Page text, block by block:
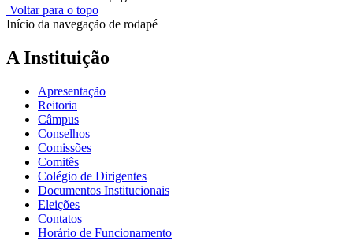
Voltar para o topo
Início da navegação de rodapé
A Instituição
Apresentação
Reitoria
Câmpus
Conselhos
Comissões
Comitês
Colégio de Dirigentes
Documentos Institucionais
Eleições
Contatos
Horário de Funcionamento